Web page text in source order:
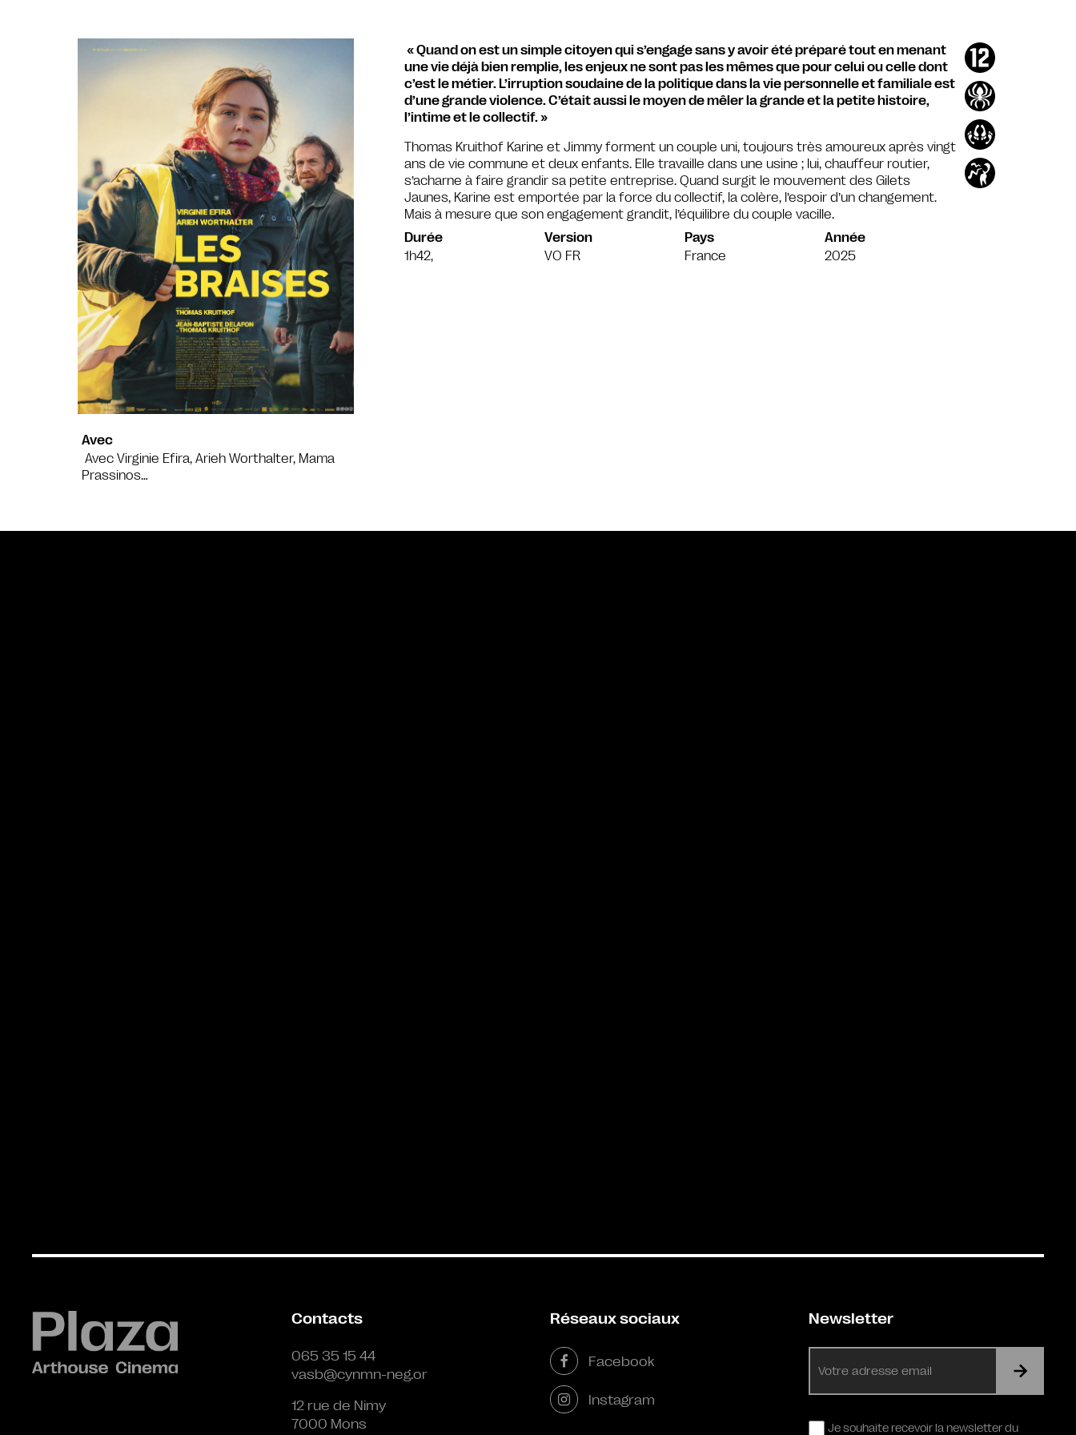
Avec
Avec Virginie Efira, Arieh Worthalter, Mama
Prassinos…
« Quand on est un simple citoyen qui s’engage sans y avoir été préparé tout en menant
une vie déjà bien remplie, les enjeux ne sont pas les mêmes que pour celui ou celle dont
c’est le métier. L’irruption soudaine de la politique dans la vie personnelle et familiale est
d’une grande violence. C’était aussi le moyen de mêler la grande et la petite histoire,
l’intime et le collectif. »
Thomas Kruithof Karine et Jimmy forment un couple uni, toujours très amoureux après vingt
ans de vie commune et deux enfants. Elle travaille dans une usine ; lui, chauffeur routier,
s’acharne à faire grandir sa petite entreprise. Quand surgit le mouvement des Gilets
Jaunes, Karine est emportée par la force du collectif, la colère, l’espoir d’un changement.
Mais à mesure que son engagement grandit, l’équilibre du couple vacille.
Durée
1h42,
Version
VO FR
Pays
France
Année
2025
Contacts
065 35 15 44
vasb@cynmn-neg.or
12 rue de Nimy
7000 Mons
Réseaux sociaux
Facebook
Instagram
Newsletter
mail
RGPDJe souhaite recevoir la newsletter du